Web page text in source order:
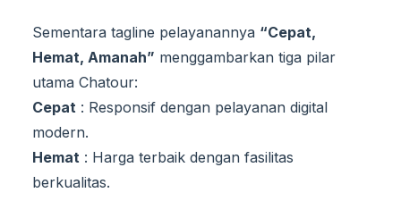
Sementara tagline pelayanannya “Cepat,
Hemat, Amanah” menggambarkan tiga pilar
utama Chatour:
Cepat : Responsif dengan pelayanan digital
modern.
Hemat : Harga terbaik dengan fasilitas
berkualitas.